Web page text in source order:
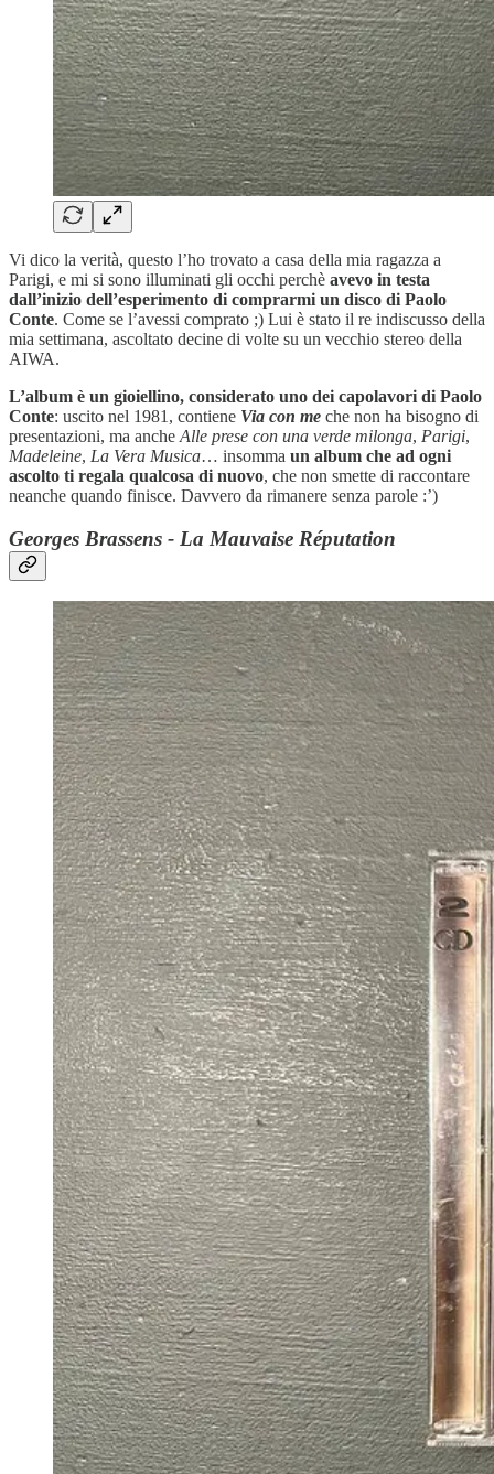
Vi dico la verità, questo l’ho trovato a casa della mia ragazza a
Parigi, e mi si sono illuminati gli occhi perchè avevo in testa
dall’inizio dell’esperimento di comprarmi un disco di Paolo
Conte. Come se l’avessi comprato ;) Lui è stato il re indiscusso della
mia settimana, ascoltato decine di volte su un vecchio stereo della
AIWA.
L’album è un gioiellino, considerato uno dei capolavori di Paolo
Conte: uscito nel 1981, contiene Via con me che non ha bisogno di
presentazioni, ma anche Alle prese con una verde milonga, Parigi,
Madeleine, La Vera Musica… insomma un album che ad ogni
ascolto ti regala qualcosa di nuovo, che non smette di raccontare
neanche quando finisce. Davvero da rimanere senza parole :’)
Georges Brassens - La Mauvaise Réputation